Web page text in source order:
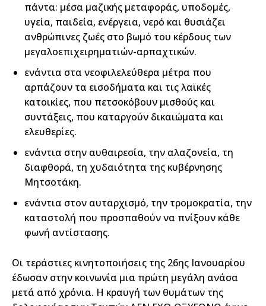
πάντα: μέσα μαζικής μεταφοράς, υποδομές,
υγεία, παιδεία, ενέργεια, νερό και θυσιάζει
ανθρώπινες ζωές στο βωμό του κέρδους των
μεγαλοεπιχειρηματιών-αρπαχτικών.
ενάντια στα νεοφιλελεύθερα μέτρα που
αρπάζουν τα εισοδήματα και τις λαϊκές
κατοικίες, που πετσοκόβουν μισθούς και
συντάξεις, που καταργούν δικαιώματα και
ελευθερίες.
ενάντια στην αυθαιρεσία, την αλαζονεία, τη
διαφθορά, τη χυδαιότητα της κυβέρνησης
Μητσοτάκη.
ενάντια στον αυταρχισμό, την τρομοκρατία, την
καταστολή που προσπαθούν να πνίξουν κάθε
φωνή αντίστασης.
Οι τεράστιες κινητοποιήσεις της 26ης Ιανουαρίου
έδωσαν στην κοινωνία μια πρώτη μεγάλη ανάσα
μετά από χρόνια. Η κραυγή των θυμάτων της